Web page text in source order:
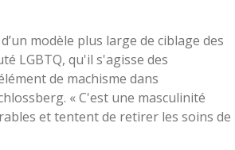
modèle plus large de ciblage des
LGBTQ, qu'il s'agisse des
de machisme dans
« C'est une masculinité
et tentent de retirer les soins de